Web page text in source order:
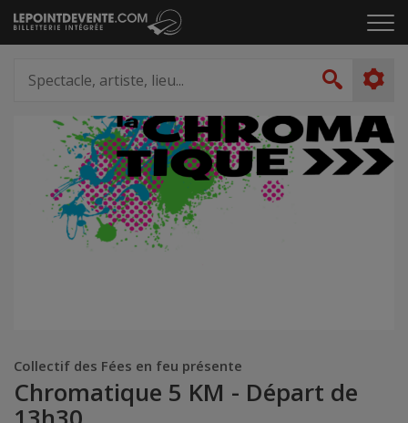
Passer
au
le
artiste,
lieu...
Collectif des Fées en feu présente
Chromatique 5 KM - Départ de